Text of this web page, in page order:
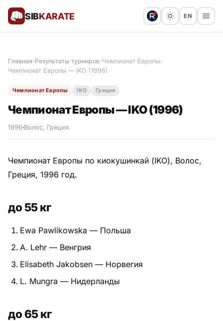
SIBKARATE EN
Все статьи
Результаты турниров
Пояса
Психология бойца
Главная›Результаты турниров›Чемпионат Европы›
Чемпионат Европы — IKO (1996)
Чемпионат Европы IKO Греция
Чемпионат Европы — IKO (1996)
1996 Волос, Греция
Чемпионат Европы по киокушинкай (IKO), Волос,
Греция, 1996 год.
до 55 кг
Ewa Pawlikowska — Польша
A. Lehr — Венгрия
Elisabeth Jakobsen — Норвегия
L. Mungra — Нидерланды
до 65 кг